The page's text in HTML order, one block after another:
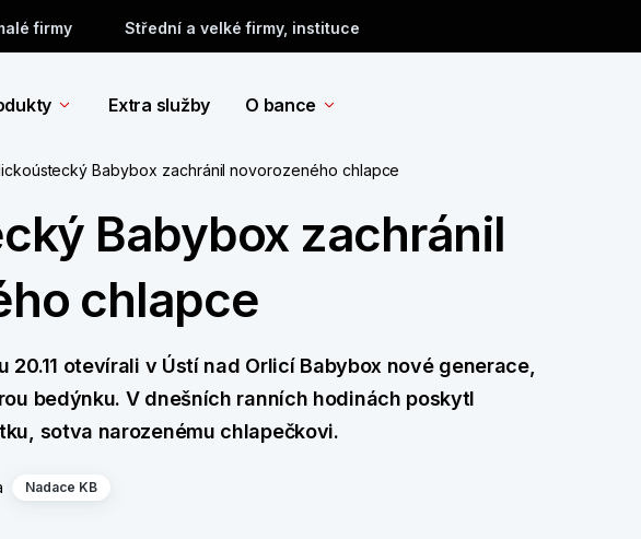
firmy Střední a velké firmy, instituce
Extra služby O bance
Babybox zachránil novorozeného chlapce
Babybox zachránil
chlapce
20.11 otevírali v Ústí nad Orlicí Babybox nové generace,
bedýnku. V dnešních ranních hodinách poskytl
sotva narozenému chlapečkovi.
Nadace KB